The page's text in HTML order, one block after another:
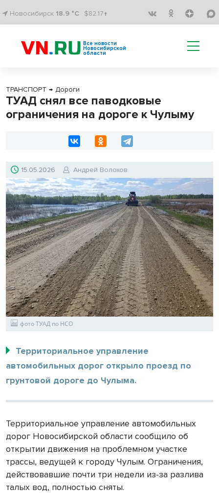
Новосибирск 18.9 °C $82.17↑
Все новости
Новосибирской
области
ТРАНСПОРТ → Дороги
ТУАД снял все паводковые
ограничения на дороге к Чулыму
15.05.2026 Андрей Волохов
фото ТУАД по НСО
Территориальное управление
автомобильных дорог открыло проезд по
грунтовой дороге до Чулыма.
Территориальное управление автомобильных
дорог Новосибирской области сообщило об
открытии движения на проблемном участке
трассы, ведущей к городу Чулым. Ограничения,
действовавшие почти три недели из-за разлива
талых вод, полностью сняты.